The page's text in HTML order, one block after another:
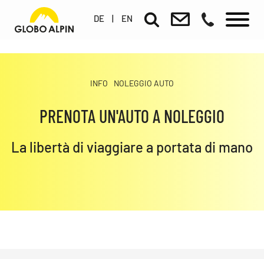
DE | EN
INFO NOLEGGIO AUTO
PRENOTA UN'AUTO A NOLEGGIO
La libertà di viaggiare a portata di mano